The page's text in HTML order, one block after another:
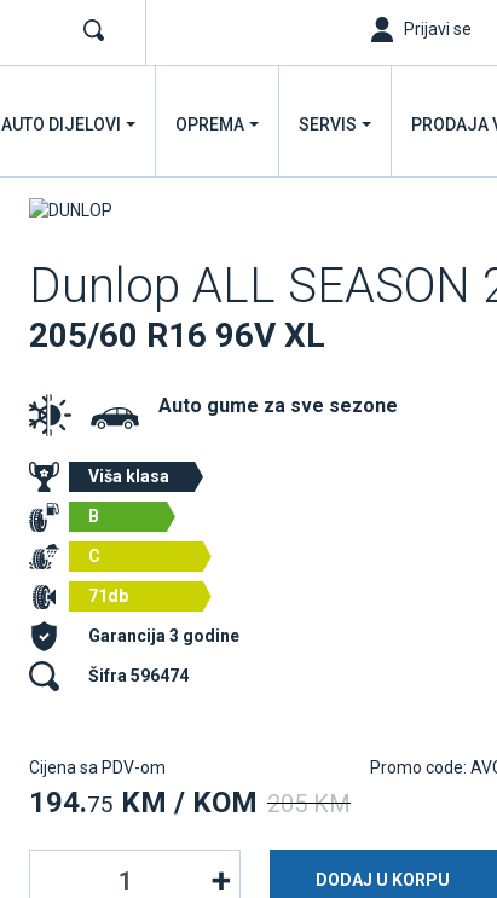
Prijavi se
AUTO DIJELOVI OPREMA SERVIS PRODAJA
Dunlop ALL SEASON
205/60 R16 96V XL
Auto gume za sve sezone
Viša klasa
B
C
71db
Garancija 3 godine
Šifra 596474
Cijena sa PDV-om
194.75 KM / KOM 205 KM
Promo code:
DODAJ U KORPU